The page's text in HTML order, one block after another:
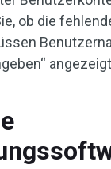
ob die